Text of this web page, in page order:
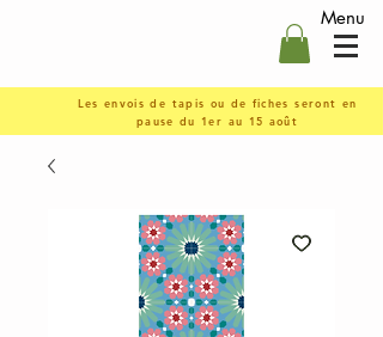
Menu
Les envois de tapis ou de fiches seront en
pause du 1er au 15 août